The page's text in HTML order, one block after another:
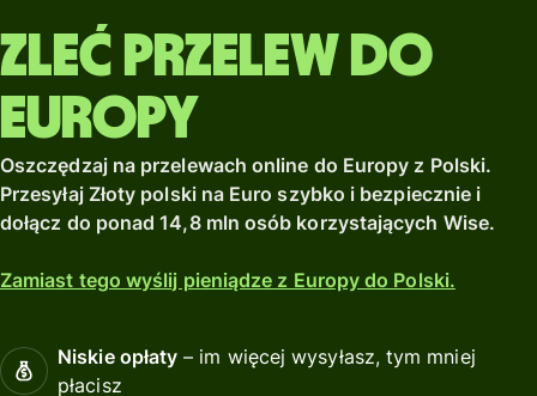
Zleć przelew do
Europy
Oszczędzaj na przelewach online do Europy z Polski.
Przesyłaj Złoty polski na Euro szybko i bezpiecznie i
dołącz do ponad 14,8 mln osób korzystających Wise.
Zamiast tego wyślij pieniądze z Europy do Polski.
Niskie opłaty – im więcej wysyłasz, tym mniej
płacisz